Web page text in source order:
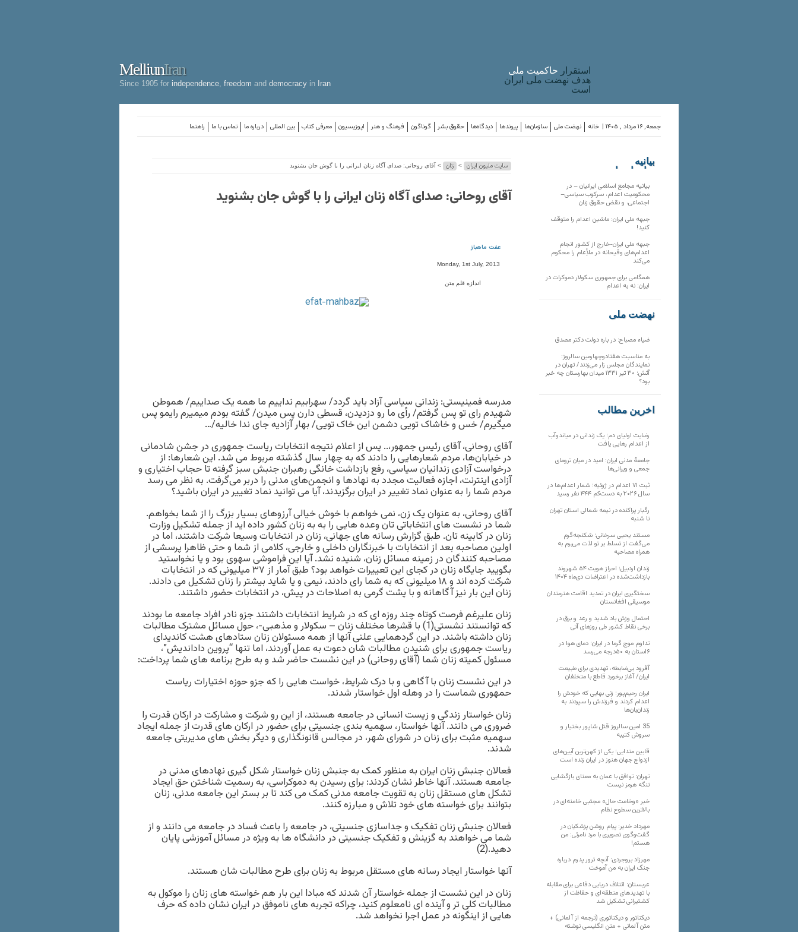
MelliunIran
Since 1905 for independence freedom and democracy in Iran
استقرار حاکميت ملی
هدف نهضت ملی ایران
است
راهنما تماس با ما درباره ما بین المللی معرفی کتاب اپوزیسیون فرهنگ و هنر گوناگون حقوق بشر دیدگاه‌ها پیوندها سازمان‌ها نهضت ملی خانه جمعه, ۱۶ مرداد , ۱۴۰۵ |
سایت ملیون ایران > زنان > آقای روحانی: صدای آگاه زنان ایرانی را با گوش جان بشنوید
آقای روحانی: صدای آگاه زنان ایرانی را با گوش جان بشنوید
عفت ماهباز
Monday, 1st July, 2013
اندازه قلم متن
مدرسه فمینیستی: زندانی سیاسی آزاد باید گردد/ سهرابیم نداییم ما همه یک صداییم/ هموطن
شهیدم رای تو پس گرفتم/ رأی ما رو دزدیدن، قسطی دارن پس میدن/ گفته بودم میمیرم رایمو پس
میگیرم/ خس و خاشاک تویی دشمن این خاک تویی/ بهار آزادیه جای ندا خالیه/…
آقای روحانی، آقای رئیس جمهور،.. پس از اعلام نتیجه انتخابات ریاست جمهوری در جشن شادمانی
در خیابان‌ها، مردم شعارهایی را دادند که به چهار سال گذشته مربوط می شد. این شعارها: از
درخواست آزادی زندانیان سیاسی، رفع بازداشت خانگی رهبران جنبش سبز گرفته تا حجاب اختیاری و
آزادی اینترنت، اجازه فعالیت مجدد به نهادها و انجمن‌های مدنی را دربر می‌گرفت. به نظر می رسد
مردم شما را به عنوان نماد تغییر در ایران برگزیدند، آیا می توانید نماد تغییر در ایران باشید؟
آقای روحانی، به عنوان یک زن، نمی خواهم با خوش خیالی آرزوهای بسیار بزرگ را از شما بخواهم.
شما در نشست های انتخاباتی تان وعده هایی را به به زنان کشور داده اید از جمله تشکیل وزارت
زنان در کابینه تان. طبق گزارش رسانه های جهانی، زنان در انتخابات وسیعا شرکت داشتند، اما در
اولین مصاحبه بعد از انتخابات با خبرنگاران داخلی و خارجی، کلامی از شما و حتی ظاهرا پرسشی از
مصاحبه کنندگان در زمینه مسائل زنان، شنیده نشد. آیا این فراموشی سهوی بود و یا نخواستید
بگویید جایگاه زنان در کجای این تعییرات خواهد بود؟ طبق آمار از ٣۷ میلیونی که در انتخابات
شرکت کرده اند و ۱٨ میلیونی که به شما رای دادند، نیمی و یا شاید بیشتر را زنان تشکیل می دادند.
زنان این بار نیز آگاهانه و با پشت گرمی به اصلاحات در پیش، در انتخابات حضور داشتند.
زنان علیرغم فرصت کوتاه چند روزه ای که در شرایط انتخابات داشتند جزو نادر افراد جامعه ما بودند
که توانستند نشستی(1) با قشرها مختلف زنان – سکولار و مذهبی-، حول مسائل مشترک مطالبات
زنان داشته باشند. در این گردهمایی علنی آنها از همه مسئولان زنان ستادهای هشت کاندیدای
ریاست جمهوری برای شنیدن مطالبات شان دعوت به عمل آوردند، اما تنها “پروین داداندیش”،
مسئول کمیته زنان شما (آقای روحانی) در این نشست حاضر شد و به طرح برنامه های شما پرداخت:
در این نشست زنان با آگاهی و با درک شرایط، خواست هایی را که جزو حوزه اختیارات ریاست
حمهوری شماست را در وهله اول خواستار شدند.
زنان خواستار زندگی و زیست انسانی در جامعه هستند، از این رو شرکت و مشارکت در ارکان قدرت را
ضروری می دانند. آنها خواستار، سهمیه بندی جنسیتی برای حضور در ارکان های قدرت از جمله ایجاد
سهمیه مثبت برای زنان در شورای شهر، در مجالس قانونگذاری و دیگر بخش های مدیریتی جامعه
شدند.
فعالان جنبش زنان ایران به منظور کمک به جنبش زنان خواستار شکل گیری نهادهای مدنی در
جامعه هستند. آنها خاطر نشان کردند: برای رسیدن به دموکراسی، به رسمیت شناختن حق ایجاد
تشکل های مستقل زنان به تقویت جامعه مدنی کمک می کند تا بر بستر این جامعه مدنی، زنان
بتوانند برای خواسته های خود تلاش و مبارزه کنند.
فعالان جنبش زنان تفکیک و جداسازی جنسیتی، در جامعه را باعث فساد در جامعه می دانند و از
شما می خواهند به گزینش و تفکیک جنسیتی در دانشگاه ها به ویژه در مسائل آموزشی پایان
دهید.(2)
آنها خواستار ایجاد رسانه های مستقل مربوط به زنان برای طرح مطالبات شان هستند.
زنان در این نشست از جمله خواستار آن شدند که مبادا این بار هم خواسته های زنان را موکول به
مطالبات کلی تر و آینده ای نامعلوم کنید، چراکه تجربه های ناموفق در ایران نشان داده که حرف
هایی از اینگونه در عمل اجرا نخواهد شد.
بیانیه
سازمان‌های
بیانیه مجامع اسلامی ایرانیان – در
محکومیت اعدام، سرکوب سیاسی–
اجتماعی، و نقض حقوق زنان
جبهه ملی ایران: ماشین اعدام را متوقف
کنید!
جبهه ملی ایران-خارج از کشور انجام
اعدام‌های وقیحانه در ملأِعام را محکوم
می‌کند
همگامی برای جمهوری سکولار دموکرات در
ایران: نه به اعدام
نهضت ملی
ضیاء مصباح: در باره دولت دکتر مصدق
به مناسبت هفتادوچهارمین سالروز:
نمایندگان مجلس زار می‌زدند/ تهران در
آتش؛ ۳۰ تیر ۱۳۳۱ میدان بهارستان چه خبر
بود؟
آخرین مطالب
رضایت اولیای دم؛ یک زندانی در میاندوآب
از اعدام رهایی یافت
جامعهٔ مدنی ایران: امید در میان ترومای
جمعی و ویرانی‌ها
ثبت ۷۱ اعدام در ژوئیه؛ شمار اعدام‌ها در
سال ۲۰۲۶ به دست‌کم ۴۴۴ نفر رسید
رگبار پراکنده در نیمه شمالی استان تهران
تا شنبه
مستند یحیی سرخانی؛ شکنجه‌گرم
می‌گفت از تسلط بر تو لذت می‌برم به
همراه مصاحبه
زندان اردبیل؛ احراز هویت ۵۴ شهروند
بازداشت‌شده در اعتراضات دی‌ماه ۱۴۰۴
سختگیری ایران در تمدید اقامت هنرمندان
موسیقی افغانستان
احتمال وزش باد شدید و رعد و برق در
برخی نقاط کشور طی روزهای آتی
تداوم موج گرما در ایران؛ دمای هوا در
۶استان به ۵۰درجه می‌رسد
آفرود بی‌ضابطه، تهدیدی برای طبیعت
ایران/ آغاز برخورد قاطع با متخلفان
ایران رحیم‌پور؛ زنی بهایی که خودش را
اعدام کردند و فرزندش را سپردند به
زندان‌بان‌ها
35 امین سالروز قتل شاپور بختیار و
سروش کتیبه
قابین مندایی؛ یکی از کهن‌ترین آیین‌های
ازدواج جهان هنوز در ایران زنده است
تهران: توافق با عمان به معنای بازگشایی
تنگه هرمز نیست
خبر «وخامت حال» مجتبی خامنه‌ای در
بالاترین سطوح نظام
مهرداد خدیر: پیام روشن پزشکیان در
گفت‌و‌گوی تصویری با مرد نامرئی: من
هستم!
مهرزاد بروجردی: آنچه ترور پدرم درباره
جنگ ایران به من آموخت
عربستان: ائتلاف دریایی دفاعی برای مقابله
با تهدیدهای منطقه‌ای و حفاظت از
کشتیرانی تشکیل شد
دیکتاتور و دیکتاتوری (ترجمه از آلمانی) +
متن آلمانی + متن انگلیسی نوشته